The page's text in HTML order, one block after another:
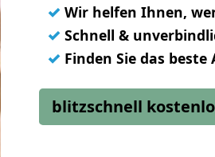
✓ Wir helfen Ihnen,
✓ Schnell &
✓ Finden Sie das
blitzschnell